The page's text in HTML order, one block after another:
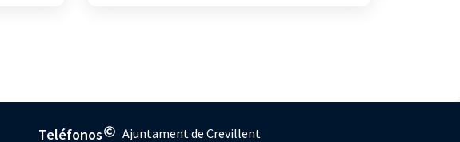
Teléfonos
Ajuntament de Crevillent